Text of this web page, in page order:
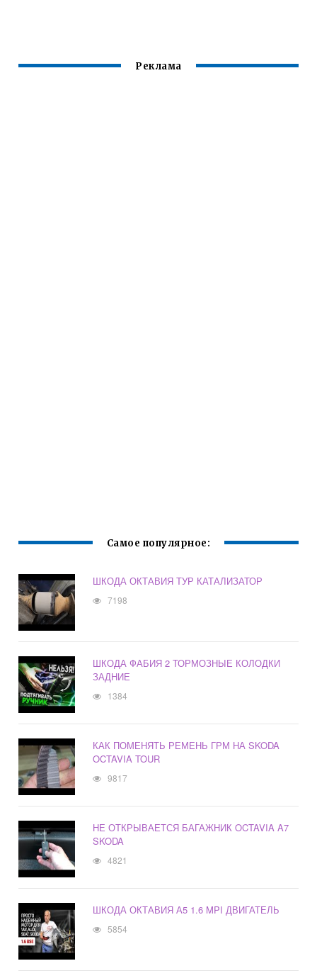
Реклама
Самое популярное:
ШКОДА ОКТАВИЯ ТУР КАТАЛИЗАТОР
7198
ШКОДА ФАБИЯ 2 ТОРМОЗНЫЕ КОЛОДКИ
ЗАДНИЕ
1384
КАК ПОМЕНЯТЬ РЕМЕНЬ ГРМ НА SKODA
OCTAVIA TOUR
9817
НЕ ОТКРЫВАЕТСЯ БАГАЖНИК OCTAVIA A7
SKODA
4821
ШКОДА ОКТАВИЯ А5 1.6 MPI ДВИГАТЕЛЬ
5854